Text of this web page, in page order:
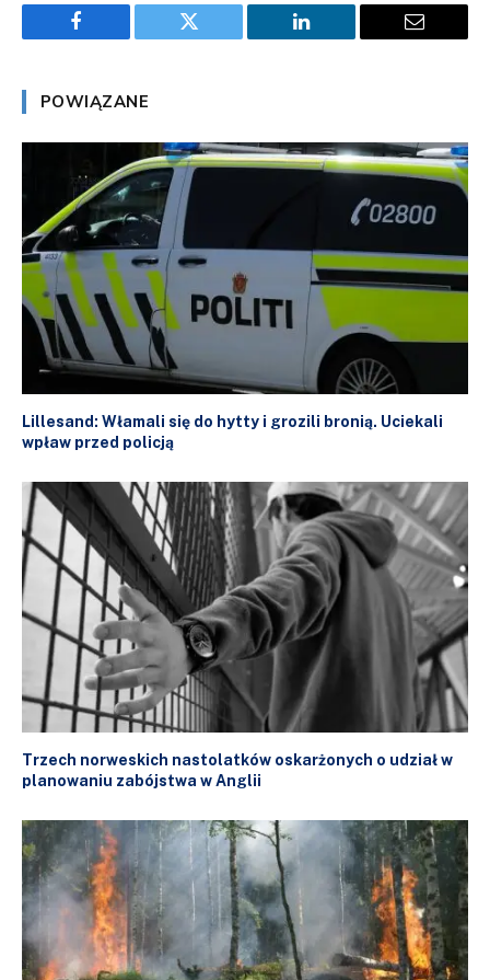
Facebook Twitter LinkedIn Email
POWIĄZANE
Lillesand: Włamali się do hytty i grozili bronią. Uciekali
wpław przed policją
Trzech norweskich nastolatków oskarżonych o udział w
planowaniu zabójstwa w Anglii